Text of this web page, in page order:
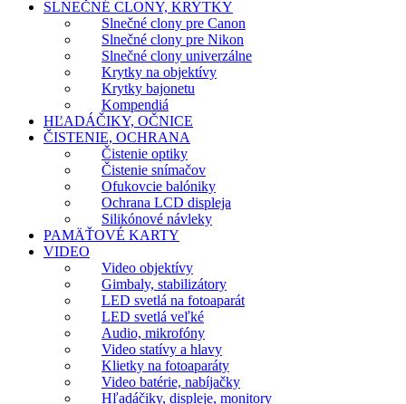
SLNEČNÉ CLONY, KRYTKY
Slnečné clony pre Canon
Slnečné clony pre Nikon
Slnečné clony univerzálne
Krytky na objektívy
Krytky bajonetu
Kompendiá
HĽADÁČIKY, OČNICE
ČISTENIE, OCHRANA
Čistenie optiky
Čistenie snímačov
Ofukovcie balóniky
Ochrana LCD displeja
Silikónové návleky
PAMÄŤOVÉ KARTY
VIDEO
Video objektívy
Gimbaly, stabilizátory
LED svetlá na fotoaparát
LED svetlá veľké
Audio, mikrofóny
Video statívy a hlavy
Klietky na fotoaparáty
Video batérie, nabíjačky
Hľadáčiky, displeje, monitory